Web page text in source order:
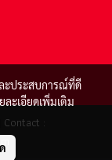
:
ะประสบการณ์ที่ดี
ะเอียดเพิ่มเติม